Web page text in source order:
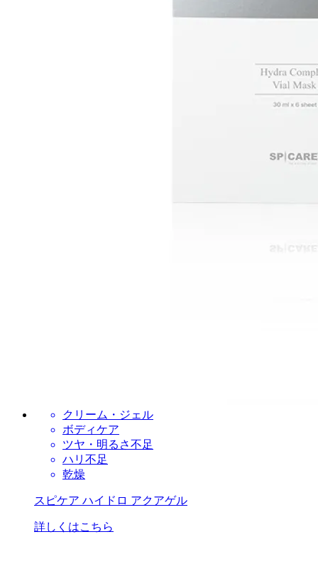
クリーム・ジェル
ボディケア
ツヤ・明るさ不足
ハリ不足
乾燥
スピケア ハイドロ アクアゲル
詳しくはこちら